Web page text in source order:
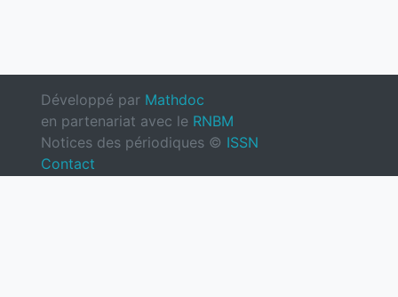
Développé par Mathdoc
en partenariat avec le RNBM
Notices des périodiques © ISSN
Contact